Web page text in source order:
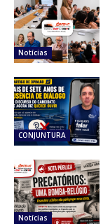
Notícias
CONJUNTURA
Notícias